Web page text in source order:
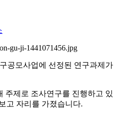
공모사업에 선정된 연구과제가
주제로 조사연구를 진행하고 있
고 자리를 가졌습니다.